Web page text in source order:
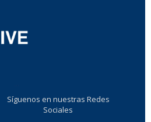
Síguenos en nuestras Redes
Sociales